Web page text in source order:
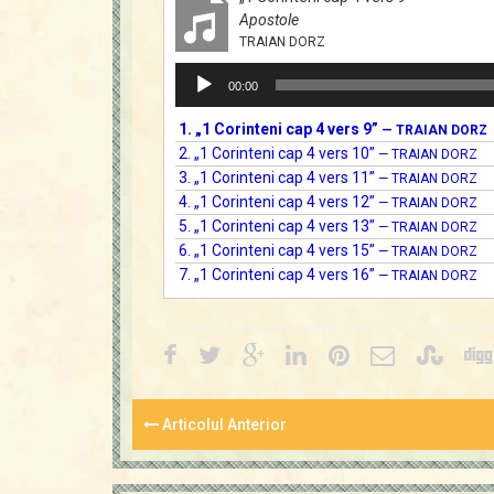
Apostole
TRAIAN DORZ
Player
audio
00:00
1. „1 Corinteni cap 4 vers 9” — TRAIAN DORZ
2. „1 Corinteni cap 4 vers 10” — TRAIAN DORZ
3. „1 Corinteni cap 4 vers 11” — TRAIAN DORZ
4. „1 Corinteni cap 4 vers 12” — TRAIAN DORZ
5. „1 Corinteni cap 4 vers 13” — TRAIAN DORZ
6. „1 Corinteni cap 4 vers 15” — TRAIAN DORZ
7. „1 Corinteni cap 4 vers 16” — TRAIAN DORZ
Articolul Anterior